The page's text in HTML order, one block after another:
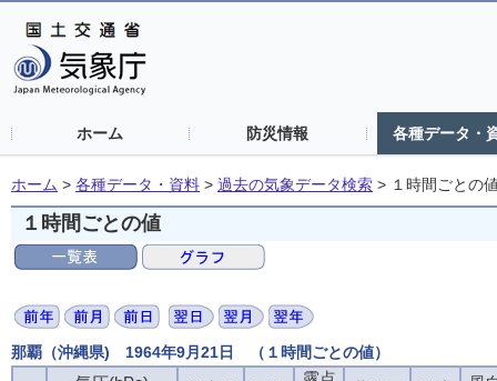
ホーム 防災情報 各種データ・
ホーム > 各種データ・資料 > 過去の気象データ検索 > １時間ごとの
１時間ごとの値
那覇（沖縄県) 1964年9月21日 （１時間ごとの値）